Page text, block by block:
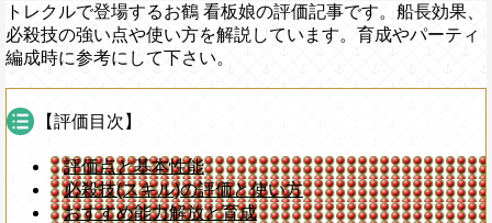
トレクルで登場するお鶴 看板娘の評価記事です。船長効果、
必殺技の強い点や使い方を解説しています。育成やパーティ
編成時に参考にして下さい。
【評価目次】
評価点と基本性能
必殺技(スキル)の評価と使い方
おすすめ能力解放と育成